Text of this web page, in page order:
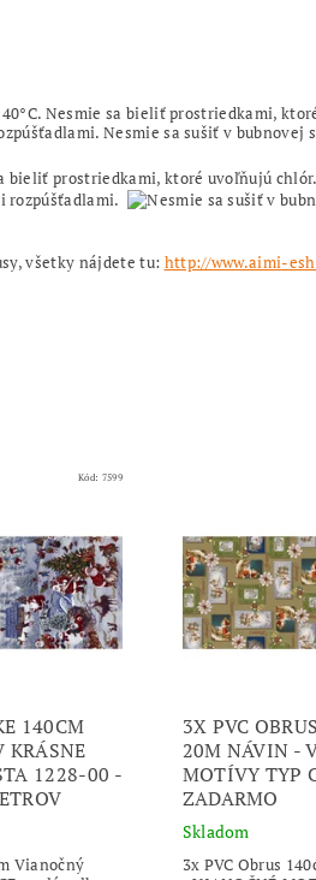
Nesmie sa bieliť prostriedkami,
Nesmie sa sušiť v bubnovej
všetky nájdete tu: http://www.aimi-
Kód: 7599
140CM
1228-00 -
Vianočný
3X PVC
20M NÁVIN -
MOTÍVY TYP
ZADARMO
Skladom
3x PVC Obrus